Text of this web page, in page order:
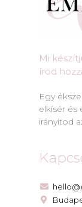
Mi
írod
Egy
elkísér és
irányítod